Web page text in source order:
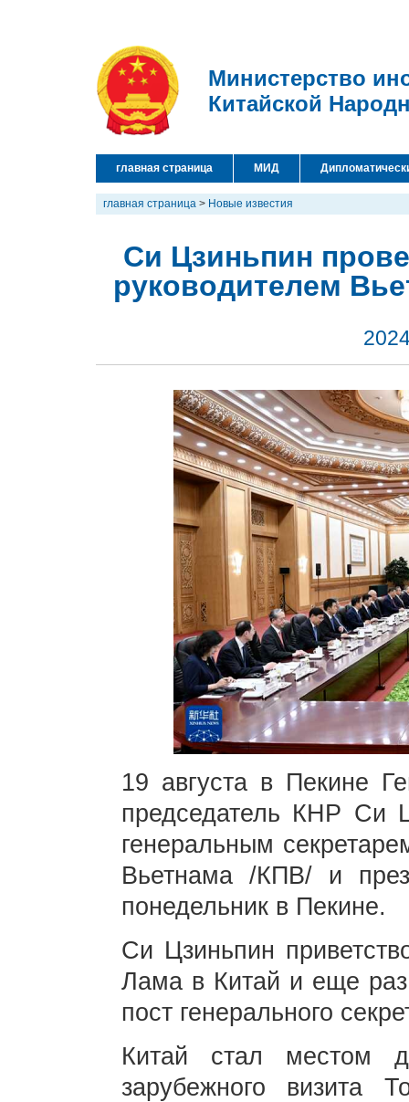
Министерство
Китайской
главная страница МИД
главная страница > Новые известия
Си Цзиньпин
руководителем
19 августа в Пекине
председатель КНР Си
генеральным
Вьетнама /КПВ/ и
понедельник в Пекине.
Си Цзиньпин
Лама в Китай и еще
пост генерального
Китай стал местом
зарубежного визита